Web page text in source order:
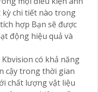
chi tiết nào trong
hợp Bạn sẽ được
động hiệu quả và
có khả năng
cậy trong thời gian
chất lượng vật liệu